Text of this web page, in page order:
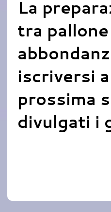
La
tra
iscriversi
prossima
divulgati i